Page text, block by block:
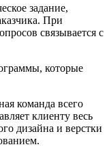
задание,
При
связывается с
которые
команда всего
клиенту весь
дизайна и верстки